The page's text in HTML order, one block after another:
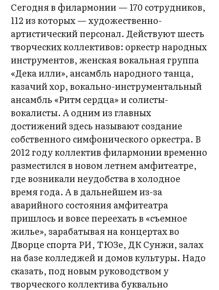
Сегодня в филармонии — 170 сотрудников,
112 из которых — художественно-
артистический персонал. Действуют шесть
творческих коллективов: оркестр народных
инструментов, женская вокальная группа
«Дека илли», ансамбль народного танца,
казачий хор, вокально-инструментальный
ансамбль «Ритм сердца» и солисты-
вокалисты. А одним из главных
достижений здесь называют создание
собственного симфонического оркестра. В
2012 году коллектив филармонии временно
разместился в новом летнем амфитеатре,
где возникали неудобства в холодное
время года. А в дальнейшем из-за
аварийного состояния амфитеатра
пришлось и вовсе переехать в «съемное
жилье», зарабатывая на концертах во
Дворце спорта РИ, ТЮЗе, ДК Сунжи, залах
на базе колледжей и домов культуры. Надо
сказать, под новым руководством у
творческого коллектива буквально